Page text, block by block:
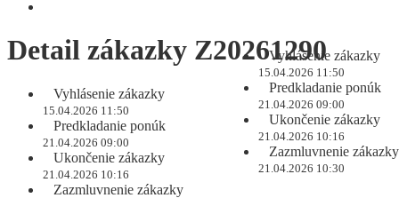
Vyhlásenie zákazky
15.04.2026 11:50
Predkladanie ponúk
21.04.2026 09:00
Ukončenie zákazky
21.04.2026 10:16
Zazmluvnenie zákazky
21.04.2026 10:30
Detail zákazky Z20261290
Vyhlásenie zákazky
15.04.2026 11:50
Predkladanie ponúk
21.04.2026 09:00
Ukončenie zákazky
21.04.2026 10:16
Zazmluvnenie zákazky